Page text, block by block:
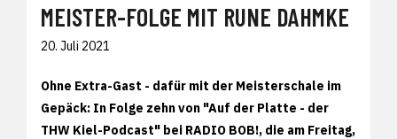
MEISTER-FOLGE MIT RUNE DAHMKE
20. Juli 2021
Ohne Extra-Gast - dafür mit der Meisterschale im
Gepäck: In Folge zehn von "Auf der Platte - der
THW Kiel-Podcast" bei RADIO BOB!, die am Freitag,